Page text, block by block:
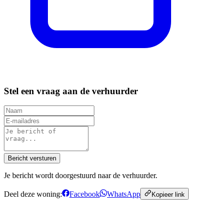
Stel een vraag aan de verhuurder
Bericht versturen
Je bericht wordt doorgestuurd naar de verhuurder.
Deel deze woning: Facebook WhatsApp Kopieer link